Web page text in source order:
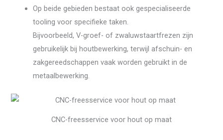
Op beide gebieden bestaat ook gespecialiseerde
tooling voor specifieke taken.
Bijvoorbeeld, V-groef- of zwaluwstaartfrezen zijn
gebruikelijk bij houtbewerking, terwijl afschuin- en
zakgereedschappen vaak worden gebruikt in de
metaalbewerking.
CNC-freesservice voor hout op maat